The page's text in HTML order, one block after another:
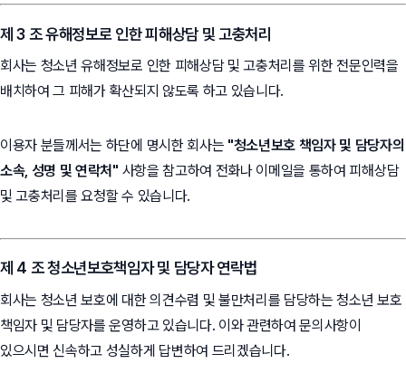
제 3 조 유해정보로 인한 피해상담 및 고충처리
회사는 청소년 유해정보로 인한 피해상담 및 고충처리를 위한 전문인력을
배치하여 그 피해가 확산되지 않도록 하고 있습니다.
이용자 분들께서는 하단에 명시한 회사는 "청소년보호 책임자 및 담당자의
소속, 성명 및 연락처" 사항을 참고하여 전화나 이메일을 통하여 피해상담
및 고충처리를 요청할 수 있습니다.
제 4 조 청소년보호책임자 및 담당자 연락법
회사는 청소년 보호에 대한 의견수렴 및 불만처리를 담당하는 청소년 보호
책임자 및 담당자를 운영하고 있습니다. 이와 관련하여 문의사항이
있으시면 신속하고 성실하게 답변하여 드리겠습니다.